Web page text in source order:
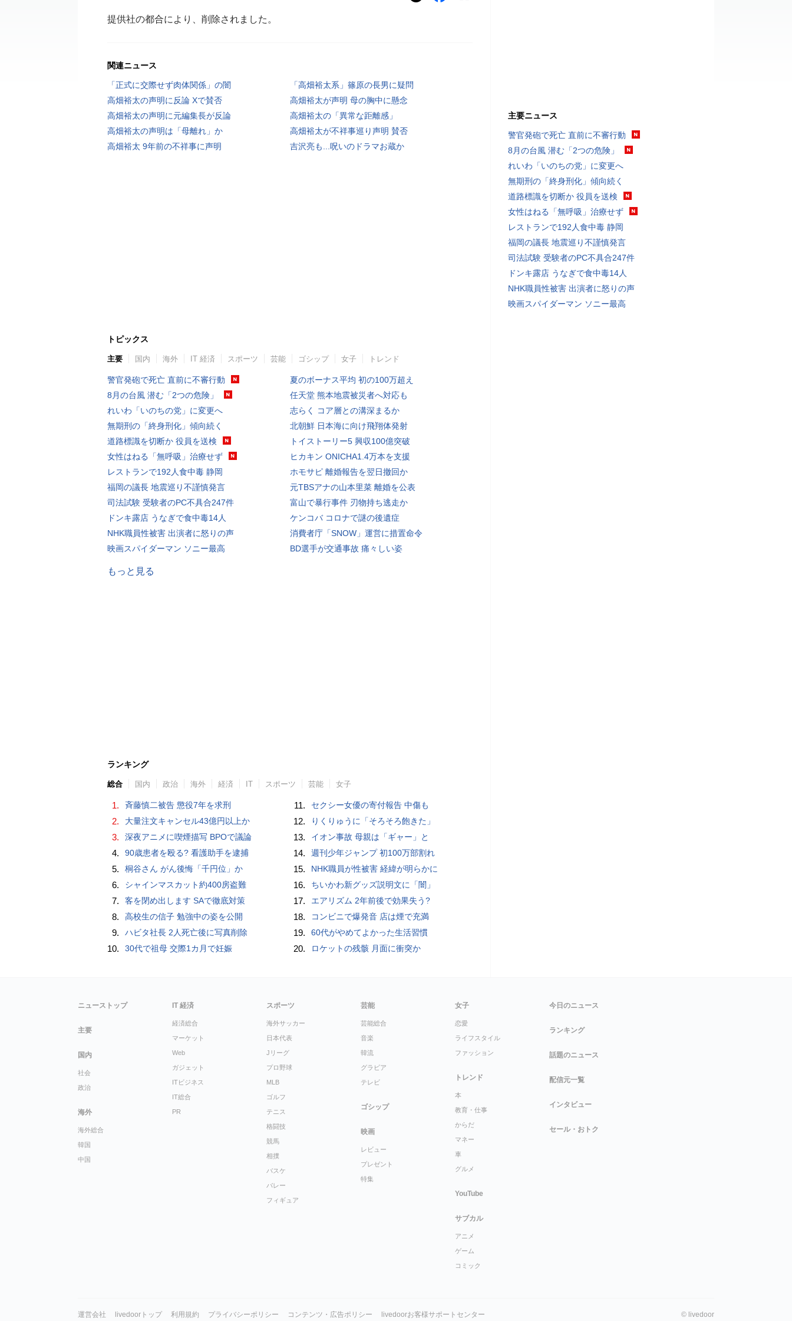
提供社の都合により、削除されました。
関連ニュース
「正式に交際せず肉体関係」の闇
「高畑裕太系」篠原の長男に疑問
高畑裕太の声明に反論 Xで賛否
高畑裕太が声明 母の胸中に懸念
高畑裕太の声明に元編集長が反論
高畑裕太の「異常な距離感」
高畑裕太の声明は「母離れ」か
高畑裕太が不祥事巡り声明 賛否
高畑裕太 9年前の不祥事に声明
吉沢亮も...呪いのドラマお蔵か
トピックス
主要 国内 海外 IT 経済 スポーツ 芸能 ゴシップ 女子 トレンド
警官発砲で死亡 直前に不審行動
8月の台風 潜む「2つの危険」
れいわ「いのちの党」に変更へ
無期刑の「終身刑化」傾向続く
道路標識を切断か 役員を送検
女性はねる「無呼吸」治療せず
レストランで192人食中毒 静岡
福岡の議長 地震巡り不謹慎発言
司法試験 受験者のPC不具合247件
ドンキ露店 うなぎで食中毒14人
NHK職員性被害 出演者に怒りの声
映画スパイダーマン ソニー最高
夏のボーナス平均 初の100万超え
任天堂 熊本地震被災者へ対応も
志らく コア層との溝深まるか
北朝鮮 日本海に向け飛翔体発射
トイストーリー5 興収100億突破
ヒカキン ONICHA1.4万本を支援
ホモサピ 離婚報告を翌日撤回か
元TBSアナの山本里菜 離婚を公表
富山で暴行事件 刃物持ち逃走か
ケンコバ コロナで謎の後遺症
消費者庁「SNOW」運営に措置命令
BD選手が交通事故 痛々しい姿
もっと見る
ランキング
総合 国内 政治 海外 経済 IT スポーツ 芸能 女子
1. 斉藤慎二被告 懲役7年を求刑
2. 大量注文キャンセル43億円以上か
3. 深夜アニメに喫煙描写 BPOで議論
4. 90歳患者を殴る? 看護助手を逮捕
5. 桐谷さん がん後悔「千円位」か
6. シャインマスカット約400房盗難
7. 客を閉め出します SAで徹底対策
8. 高校生の信子 勉強中の姿を公開
9. ハビタ社長 2人死亡後に写真削除
10. 30代で祖母 交際1カ月で妊娠
11. セクシー女優の寄付報告 中傷も
12. りくりゅうに「そろそろ飽きた」
13. イオン事故 母親は「ギャー」と
14. 週刊少年ジャンプ 初100万部割れ
15. NHK職員が性被害 経緯が明らかに
16. ちいかわ新グッズ説明文に「闇」
17. エアリズム 2年前後で効果失う?
18. コンビニで爆発音 店は煙で充満
19. 60代がやめてよかった生活習慣
20. ロケットの残骸 月面に衝突か
主要ニュース
警官発砲で死亡 直前に不審行動
8月の台風 潜む「2つの危険」
れいわ「いのちの党」に変更へ
無期刑の「終身刑化」傾向続く
道路標識を切断か 役員を送検
女性はねる「無呼吸」治療せず
レストランで192人食中毒 静岡
福岡の議長 地震巡り不謹慎発言
司法試験 受験者のPC不具合247件
ドンキ露店 うなぎで食中毒14人
NHK職員性被害 出演者に怒りの声
映画スパイダーマン ソニー最高
ニューストップ
主要
国内
社会
政治
海外
海外総合
韓国
中国
IT 経済
経済総合
マーケット
Web
ガジェット
ITビジネス
IT総合
PR
スポーツ
海外サッカー
日本代表
Jリーグ
プロ野球
MLB
ゴルフ
テニス
格闘技
競馬
相撲
バスケ
バレー
フィギュア
芸能
芸能総合
音楽
韓流
グラビア
テレビ
ゴシップ
映画
レビュー
プレゼント
特集
女子
恋愛
ライフスタイル
ファッション
トレンド
本
教育・仕事
からだ
マネー
車
グルメ
YouTube
サブカル
アニメ
ゲーム
コミック
今日のニュース
ランキング
話題のニュース
配信元一覧
インタビュー
セール・おトク
運営会社 livedoorトップ 利用規約 プライバシーポリシー コンテンツ・広告ポリシー livedoorお客様サポートセンター © livedoor